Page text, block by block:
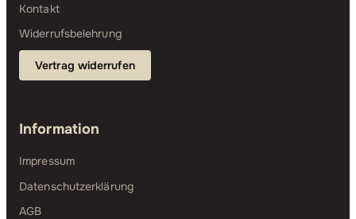
Kontakt
Widerrufsbelehrung
Vertrag widerrufen
Information
Impressum
Datenschutzerklärung
AGB